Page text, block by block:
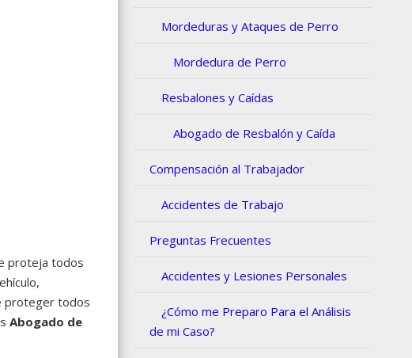
proteja todos
proteger todos
Abogado de
Mordeduras y Ataques de Perro
Mordedura de Perro
Resbalones y Caídas
Abogado de Resbalón y Caída
Compensación al Trabajador
Accidentes de Trabajo
Preguntas Frecuentes
Accidentes y Lesiones Personales
¿Cómo me Preparo Para el Análisis
de mi Caso?